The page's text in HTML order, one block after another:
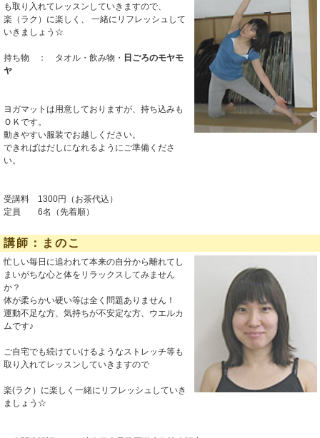
も取り入れてレッスンしていきますので、
楽（ラク）に楽しく、 一緒にリフレッシュして
いきましょう☆
持ち物 ： タオル・飲み物・ 日ごろのモヤモ
ヤ
ヨガマットは用意しておりますが、持ち込みも
ＯＫです。
動きやすい服装でお越しください。
できればはだしになれるようにご準備くださ
い。
受講料 1300円（お茶代込）
定員 6名（先着順）
講師：まのこ
忙しい毎日に追われて本来の自分から離れてし
まいがちな心と体をリラックスしてみません
か？
体が柔らかい硬い等は全く問題ありません！
運動不足な方、気持ちが不安定な方、ウエルカ
ムです♪
ご自宅でも続けていけるようなストレッチ等も
取り入れてレッスンしていきますので
楽(ラク）に楽しく一緒にリフレッシュしていき
ましょう☆